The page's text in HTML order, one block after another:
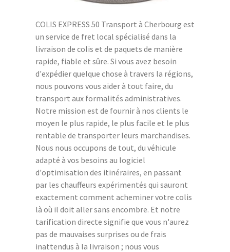
COLIS EXPRESS 50 Transport à Cherbourg est
un service de fret local spécialisé dans la
livraison de colis et de paquets de manière
rapide, fiable et sûre. Si vous avez besoin
d'expédier quelque chose à travers la régions,
nous pouvons vous aider à tout faire, du
transport aux formalités administratives.
Notre mission est de fournir à nos clients le
moyen le plus rapide, le plus facile et le plus
rentable de transporter leurs marchandises.
Nous nous occupons de tout, du véhicule
adapté à vos besoins au logiciel
d'optimisation des itinéraires, en passant
par les chauffeurs expérimentés qui sauront
exactement comment acheminer votre colis
là où il doit aller sans encombre. Et notre
tarification directe signifie que vous n'aurez
pas de mauvaises surprises ou de frais
inattendus à la livraison ; nous vous